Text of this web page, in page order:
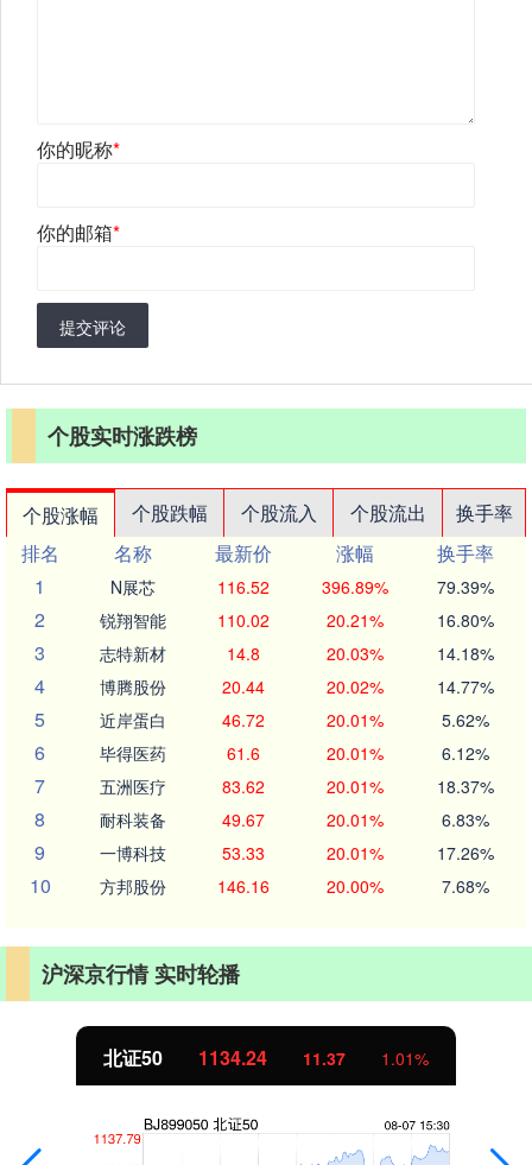
你的昵称*
你的邮箱*
提交评论
个股实时涨跌榜
个股涨幅 个股跌幅 个股流入 个股流出
换手率
排名
名称 最新价 涨幅
换手率
1
N展芯 116.52 396.89% 79.39%
2 锐翔智能 110.02 20.21% 16.80%
3 志特新材 14.8 20.03% 14.18%
4 博腾股份 20.44 20.02% 14.77%
5 近岸蛋白 46.72 20.01% 5.62%
6 毕得医药 61.6 20.01% 6.12%
7 五洲医疗 83.62 20.01% 18.37%
8 耐科装备 49.67 20.01% 6.83%
9 一博科技 53.33 20.01% 17.26%
10 方邦股份 146.16 20.00% 7.68%
沪深京行情 实时轮播
北证50 1134.24 11.37 1.01%